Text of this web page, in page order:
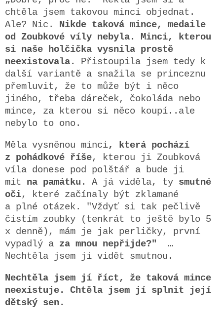
chtěla jsem takovou minci objednat.
Ale? Nic. Nikde taková mince, medaile
od Zoubkové víly nebyla. Minci, kterou
si naše holčička vysnila prostě
neexistovala.
Přistoupila jsem tedy k
další variantě a snažila se princeznu
přemluvit, že to může být i něco
jiného, třeba dáreček, čokoláda nebo
mince, za kterou si něco koupí..ale
nebylo to ono.
Měla vysněnou minci, která pochází
z pohádkové říše, kterou ji Zoubková
víla donese pod polštář a bude ji
mít na památku . A já viděla, ty smutné
oči, které začínaly být zklamané
a plné otázek. "Vždyť si tak pečlivě
čistím zoubky (tenkrát to ještě bylo 5
x denně), mám je jak perličky, první
vypadlý a za mnou nepřijde?"
…
Nechtěla jsem ji vidět smutnou.
Nechtěla jsem jí říct, že taková mince
neexistuje. Chtěla jsem jí splnit její
dětský sen.